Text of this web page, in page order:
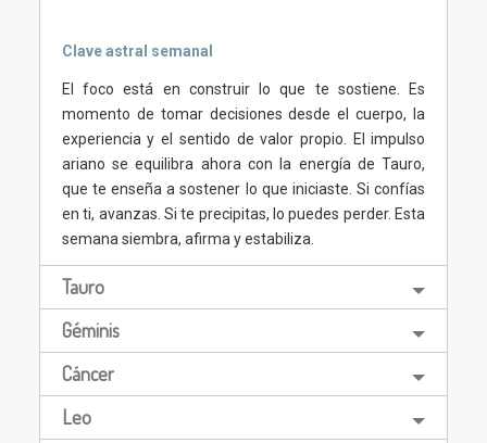
Clave astral semanal
El foco está en construir lo que te sostiene. Es
momento de tomar decisiones desde el cuerpo, la
experiencia y el sentido de valor propio. El impulso
ariano se equilibra ahora con la energía de Tauro,
que te enseña a sostener lo que iniciaste. Si confías
en ti, avanzas. Si te precipitas, lo puedes perder. Esta
semana siembra, afirma y estabiliza.
Tauro
Géminis
Cáncer
Leo